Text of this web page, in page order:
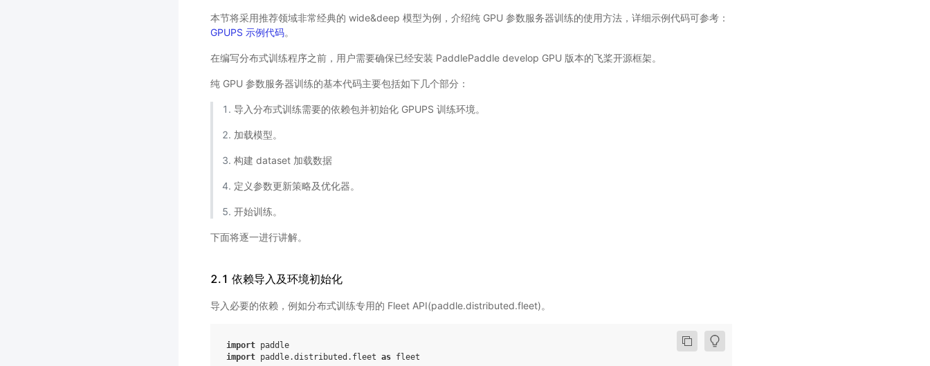
本节将采用推荐领域非常经典的 wide&deep 模型为例，介绍纯 GPU 参数服务器训练的使用方法，详细示例代码可参考：
GPUPS 示例代码。
在编写分布式训练程序之前，用户需要确保已经安装 PaddlePaddle develop GPU 版本的飞桨开源框架。
纯 GPU 参数服务器训练的基本代码主要包括如下几个部分：
导入分布式训练需要的依赖包并初始化 GPUPS 训练环境。
加载模型。
构建 dataset 加载数据
定义参数更新策略及优化器。
开始训练。
下面将逐一进行讲解。
2.1 依赖导入及环境初始化
导入必要的依赖，例如分布式训练专用的 Fleet API(paddle.distributed.fleet)。
import paddle
import paddle.distributed.fleet as fleet